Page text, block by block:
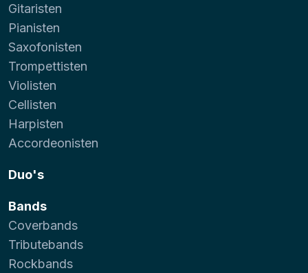
Gitaristen
Pianisten
Saxofonisten
Trompettisten
Violisten
Cellisten
Harpisten
Accordeonisten
Duo's
Bands
Coverbands
Tributebands
Rockbands